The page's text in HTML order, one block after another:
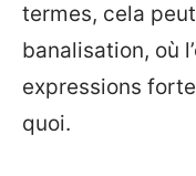
termes, cela
banalisation, où
expressions
quoi.